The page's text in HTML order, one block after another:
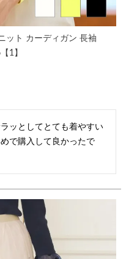
ット カーディガン 長袖
1】
ッとしてとても着やすい
で購入して良かったで